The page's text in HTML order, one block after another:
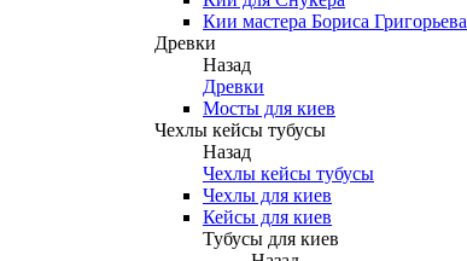
Кии мастера Бориса Григорьева
Древки
Назад
Древки
Мосты для киев
Чехлы кейсы тубусы
Назад
Чехлы кейсы тубусы
Чехлы для киев
Кейсы для киев
Тубусы для киев